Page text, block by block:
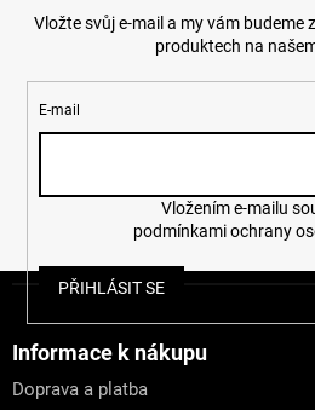
Vložte svůj e-mail a my vám budeme
produktech na
E-mail
podmínkami ochrany
PŘIHLÁSIT SE
Informace k nákupu
Doprava a platba